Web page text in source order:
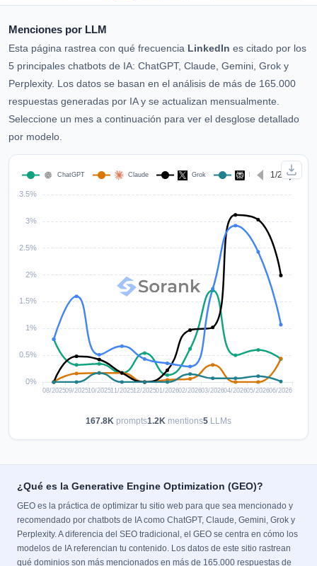
Menciones por LLM
Esta página rastrea con qué frecuencia LinkedIn es citado por los
5 principales chatbots de IA: ChatGPT, Claude, Gemini, Grok y
Perplexity. Los datos se basan en el análisis de más de 165.000
respuestas generadas por IA y se actualizan mensualmente.
Seleccione un mes a continuación para ver el desglose detallado
por modelo.
167.8K prompts1.2K mentions5 LLMs
¿Qué es la Generative Engine Optimization (GEO)?
GEO es la práctica de optimizar tu sitio web para que sea mencionado y
recomendado por chatbots de IA como ChatGPT, Claude, Gemini, Grok y
Perplexity. A diferencia del SEO tradicional, el GEO se centra en cómo los
modelos de IA referencian tu contenido. Los datos de este sitio rastrean
qué dominios son más mencionados en más de 165.000 respuestas de